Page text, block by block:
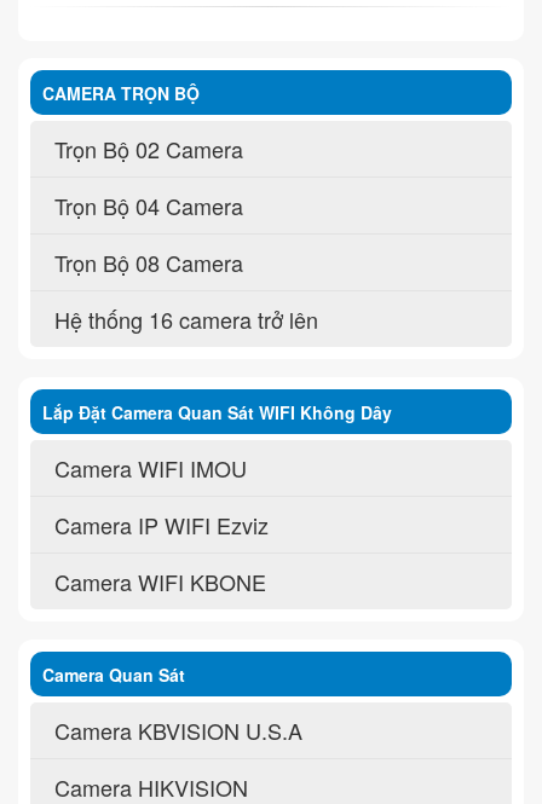
CAMERA TRỌN BỘ
Trọn Bộ 02 Camera
Trọn Bộ 04 Camera
Trọn Bộ 08 Camera
Hệ thống 16 camera trở lên
Lắp Đặt Camera Quan Sát WIFI Không Dây
Camera WIFI IMOU
Camera IP WIFI Ezviz
Camera WIFI KBONE
Camera Quan Sát
Camera KBVISION U.S.A
Camera HIKVISION